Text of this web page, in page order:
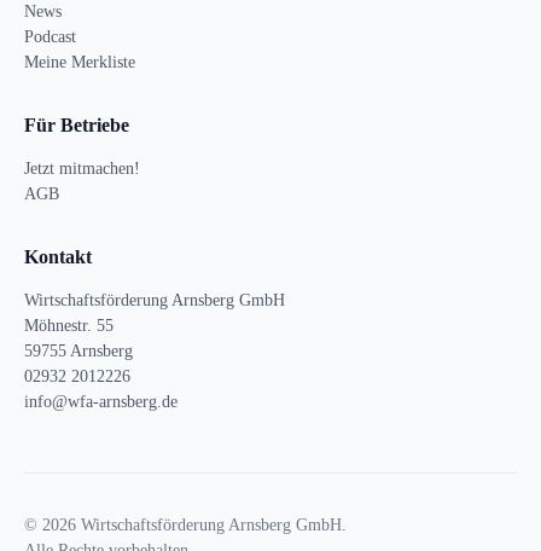
News
Podcast
Meine Merkliste
Für Betriebe
Jetzt mitmachen!
AGB
Kontakt
Wirtschaftsförderung Arnsberg GmbH
Möhnestr. 55
59755 Arnsberg
02932 2012226
info@wfa-arnsberg.de
© 2026 Wirtschaftsförderung Arnsberg GmbH.